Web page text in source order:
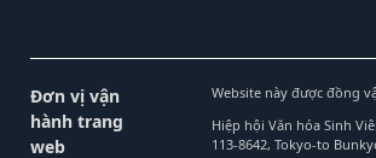
Đơn vị vận
hành trang
web
Website này được đồng
Hiệp hội Văn hóa Sinh
113-8642, Tokyo-to